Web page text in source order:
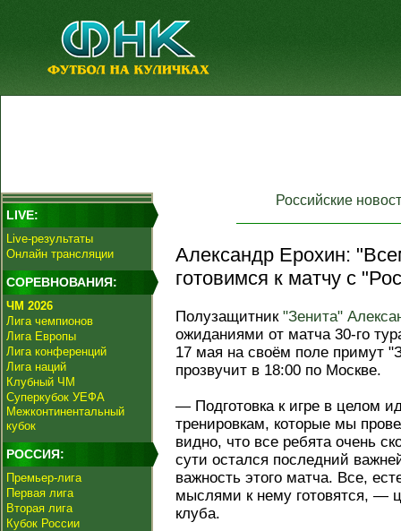
LIVE:
Live-результаты
Онлайн трансляции
СОРЕВНОВАНИЯ:
ЧМ 2026
Лига чемпионов
Лига Европы
Лига конференций
Лига наций
Клубный ЧМ
Суперкубок УЕФА
Межконтинентальный
кубок
РОССИЯ:
Премьер-лига
Первая лига
Вторая лига
Кубок России
Российские
Александр Ерохин:
готовимся к матчу с
Полузащитник "Зенита"
ожиданиями от матча 30-го
17 мая на своём поле примут
прозвучит в 18:00 по Москве.
— Подготовка к игре в целом
тренировкам, которые мы
видно, что все ребята очень
сути остался последний
важность этого матча. Все,
мыслями к нему готовятся, —
клуба.